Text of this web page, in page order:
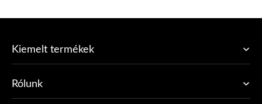
Kiemelt termékek
Rólunk